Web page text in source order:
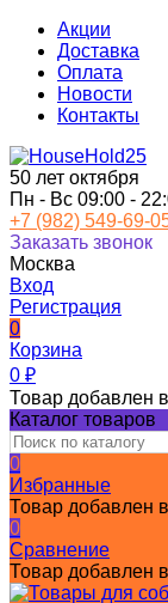
Акции
Доставка
Оплата
Новости
Контакты
50 лет октября
Пн - Вс 09:00 -
+7 (982) 549-69-
Заказать звонок
Москва
Вход
Регистрация
0
Корзина
0 ₽
Товар добавлен
Каталог товаров
0
Избранные
Товар добавлен
0
Сравнение
Товар добавлен